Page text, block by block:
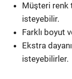
Müşteri renk
isteyebilir.
Farklı boyut
Ekstra
isteyebilirler.